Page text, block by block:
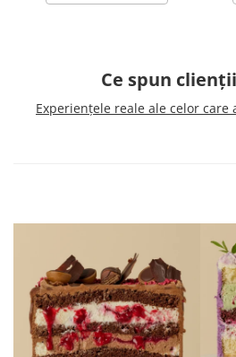
Ce spun
Experiențele reale ale celor care